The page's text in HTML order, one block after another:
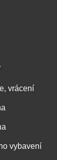
vrácení
vybavení